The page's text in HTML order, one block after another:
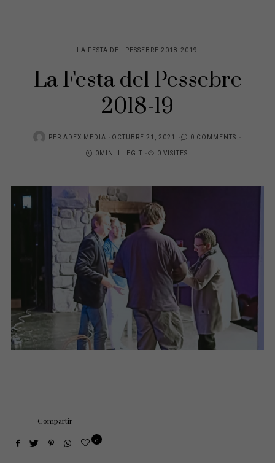
LA FESTA DEL PESSEBRE 2018-2019
La Festa del Pessebre
2018-19
PER ADEX MEDIA
POSTED
ON
OCTUBRE 21, 2021
0 COMMENTS
0MIN. LLEGIT
0 VISITES
Compartir
0